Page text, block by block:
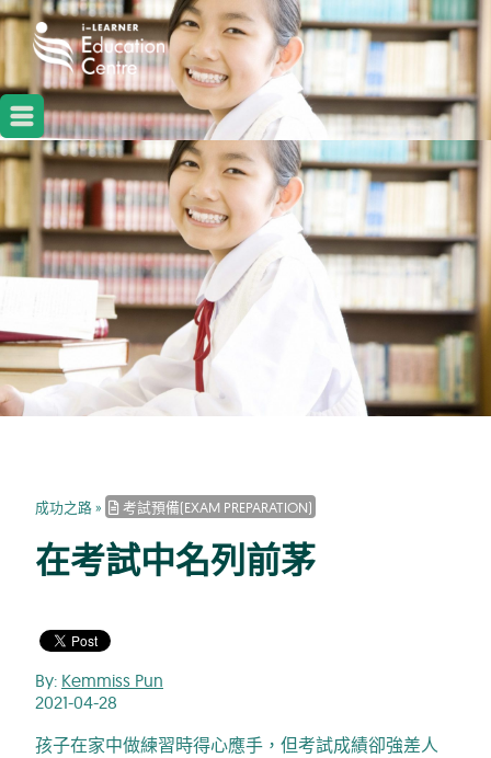
成功之路» 考試預備(EXAM PREPARATION)
在考試中名列前茅
By: Kemmiss Pun
2021-04-28
孩子在家中做練習時得心應手，但考試成績卻強差人